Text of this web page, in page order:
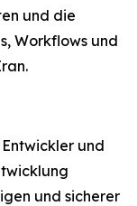
und die
Workflows und
und
und sicherer